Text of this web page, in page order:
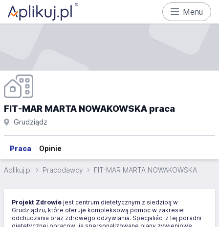
Menu
FIT-MAR MARTA NOWAKOWSKA praca
Grudziądz
Praca Opinie
Aplikuj.pl Pracodawcy FIT-MAR MARTA NOWAKOWSKA
Projekt Zdrowie jest centrum dietetycznym z siedzibą w
Grudziądzu, które oferuje kompleksową pomoc w zakresie
odchudzania oraz zdrowego odżywiania. Specjaliści z tej poradni